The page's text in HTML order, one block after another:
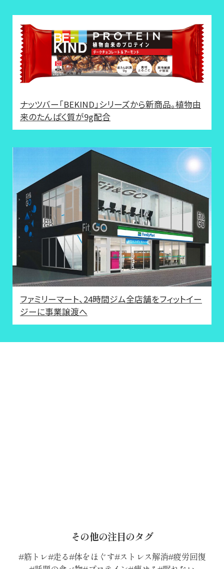
ナッツバー「BEKIND」シリーズから新商品。植物由
来のたんぱく質が9g配合
ファミリーマート、24時間ジム全店舗をフィットイー
ジーに事業譲渡へ
その他の注目のタグ
筋トレ 走る 体をほぐす ストレス解消 疲労回復